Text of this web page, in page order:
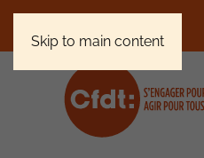
Skip to main content